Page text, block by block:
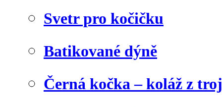
Svetr pro kočičku
Batikované dýně
Černá kočka – koláž z